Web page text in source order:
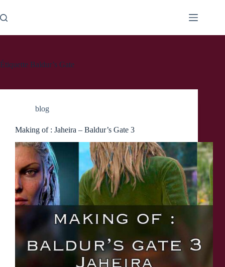
au
contenu
Étiquette Baldur’s Gate
blog
Making of : Jaheira – Baldur’s Gate 3